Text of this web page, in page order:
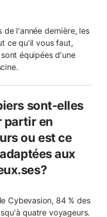
de l'année dernière, les
ce qu'il vous faut,
équipées d'une
sont-elles
partir en
ou est ce
aux
Cybevasion, 84 % des
quatre voyageurs.